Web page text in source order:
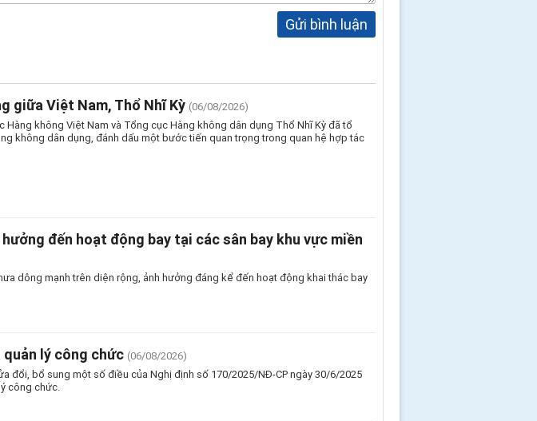
Gửi bình luận
giữa Việt Nam, Thổ Nhĩ Kỳ (06/08/2026)
Hàng không Việt Nam và Tổng cục Hàng không dân dụng Thổ Nhĩ Kỳ đã tổ
không dân dụng, đánh dấu một bước tiến quan trọng trong quan hệ hợp tác
đến hoạt động bay tại các sân bay khu vực miền
dông mạnh trên diện rộng, ảnh hưởng đáng kể đến hoạt động khai thác bay
quản lý công chức (06/08/2026)
đổi, bổ sung một số điều của Nghị định số 170/2025/NĐ-CP ngày 30/6/2025
công chức.